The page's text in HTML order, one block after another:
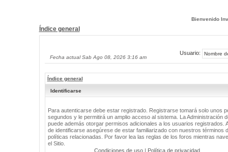
Bienvenido
Índice general
Fecha actual Sab Ago 08, 2026 3:16 am
Usuario:
Índice general
Identificarse
Para autenticarse debe estar registrado. Registrarse tomará solo unos
segundos y le permitirá un amplio acceso al sistema. La Administración
puede además otorgar permisos adicionales a los usuarios registrados.
de identificarse asegúrese de estar familiarizado con nuestros términos
políticas relacionadas. Por favor lea las reglas de los foros mientras
el Sitio.
Condiciones de uso | Política de privacidad